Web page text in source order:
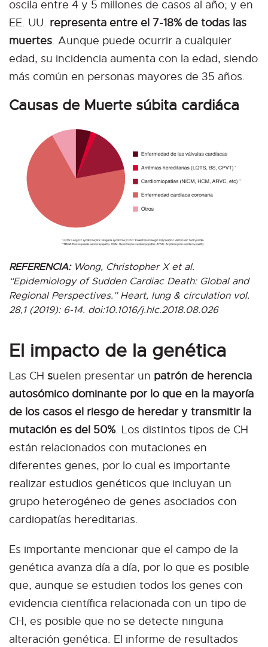
oscila entre 4 y 5 millones de casos al año; y en
EE. UU. representa entre el 7-18% de todas las
muertes. Aunque puede ocurrir a cualquier
edad, su incidencia aumenta con la edad, siendo
más común en personas mayores de 35 años.
Causas de Muerte súbita cardiáca
REFERENCIA: Wong, Christopher X et al.
“Epidemiology of Sudden Cardiac Death: Global and
Regional Perspectives.” Heart, lung & circulation vol.
28,1 (2019): 6-14. doi:10.1016/j.hlc.2018.08.026
El impacto de la genética
Las CH suelen presentar un patrón de herencia
autosómico dominante por lo que en la mayoría
de los casos el riesgo de heredar y transmitir la
mutación es del 50%. Los distintos tipos de CH
están relacionados con mutaciones en
diferentes genes, por lo cual es importante
realizar estudios genéticos que incluyan un
grupo heterogéneo de genes asociados con
cardiopatías hereditarias.
Es importante mencionar que el campo de la
genética avanza día a día, por lo que es posible
que, aunque se estudien todos los genes con
evidencia científica relacionada con un tipo de
CH, es posible que no se detecte ninguna
alteración genética. El informe de resultados